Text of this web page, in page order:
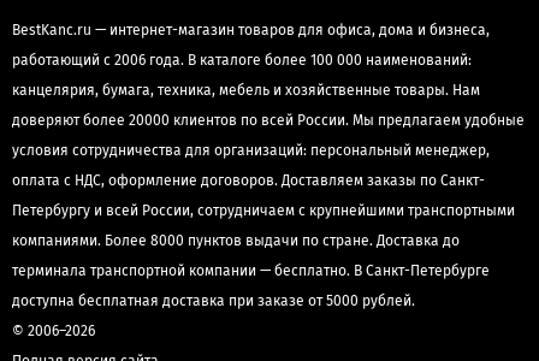
BestKanc.ru — интернет-магазин товаров для офиса, дома и бизнеса,
работающий с 2006 года. В каталоге более 100 000 наименований:
канцелярия, бумага, техника, мебель и хозяйственные товары. Нам
доверяют более 20000 клиентов по всей России. Мы предлагаем удобные
условия сотрудничества для организаций: персональный менеджер,
оплата с НДС, оформление договоров. Доставляем заказы по Санкт-
Петербургу и всей России, сотрудничаем с крупнейшими транспортными
компаниями. Более 8000 пунктов выдачи по стране. Доставка до
терминала транспортной компании — бесплатно. В Санкт-Петербурге
доступна бесплатная доставка при заказе от 5000 рублей.
© 2006–2026